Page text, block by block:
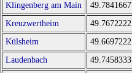
Klingenberg am Main
49.7841667
Kreuzwertheim
49.7672222
Külsheim
49.6697222
Laudenbach
49.7458333